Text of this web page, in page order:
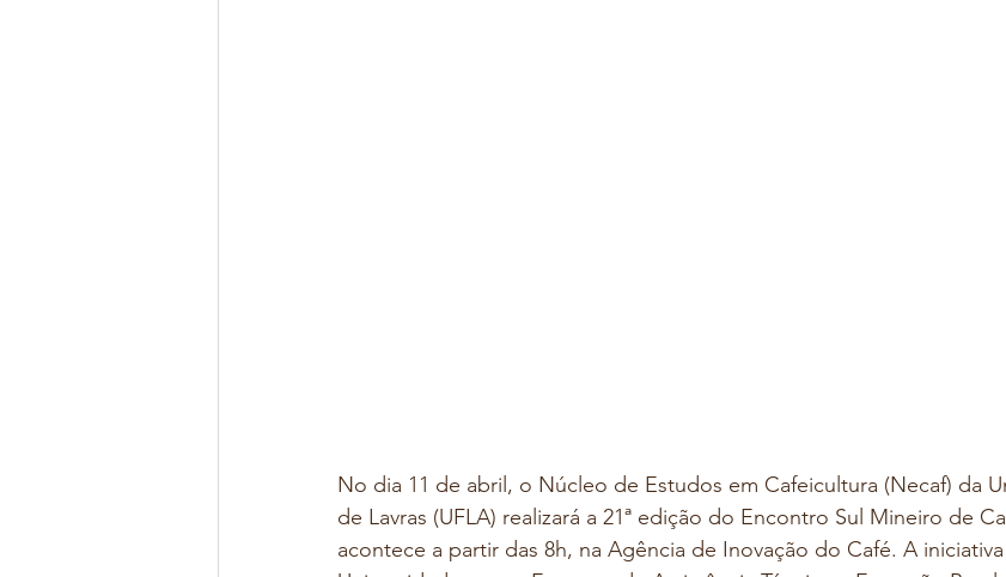
No dia 11 de abril, o Núcleo de Estudos em Cafeicultura (Necaf) da
de Lavras (UFLA) realizará a 21ª edição do Encontro Sul Mineiro de
acontece a partir das 8h, na Agência de Inovação do Café. A